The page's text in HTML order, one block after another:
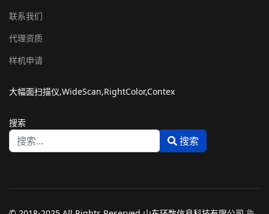
联系我们
代理资质
样机申请
大幅面扫描仪,WideScan,RightColor,Contex
搜索
搜索